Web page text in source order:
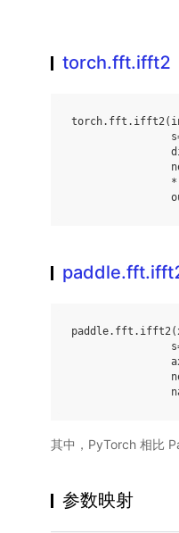
torch.fft.ifft2
torch. fft . ifft2(
s
*
paddle. fft . ifft2(
s
其中，PyTorch 相比
参数映射